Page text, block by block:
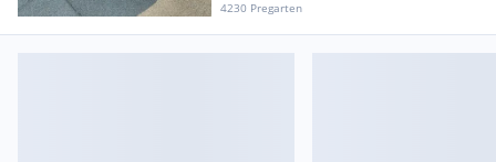
4230 Pregarten